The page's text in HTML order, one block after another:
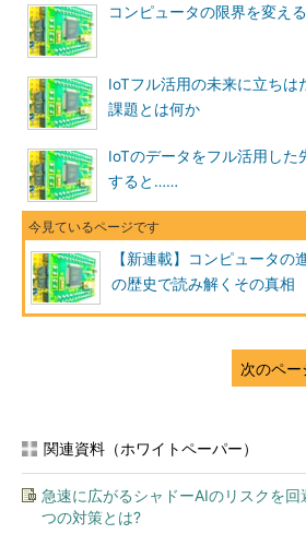
コンピュータの限界を変え
IoTフル活用の未来に立ちは
課題とは何か
IoTのデータをフル活用した
すると……
【新連載】コンピュータ
の歴史で読み解くその真相
次のペー
関連資料（ホワイトペーパー）
急速に広がるシャドーAIのリスクを
つの対策とは?